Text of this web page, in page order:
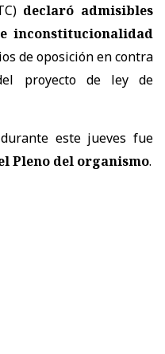
declaró admisibles
inconstitucionalidad
de oposición en contra
proyecto de ley de
este jueves fue
Pleno del organismo.